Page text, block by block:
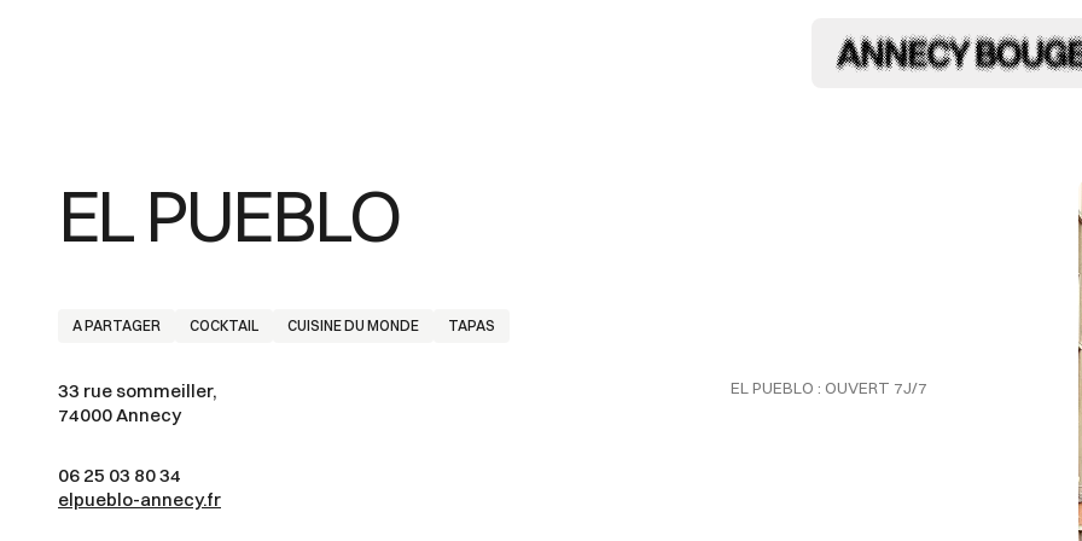
EL PUEBLO
A PARTAGER COCKTAIL CUISINE DU MONDE TAPAS
33 rue sommeiller,
74000 Annecy
06 25 03 80 34
elpueblo-annecy.fr
EL PUEBLO : OUVERT 7J/7